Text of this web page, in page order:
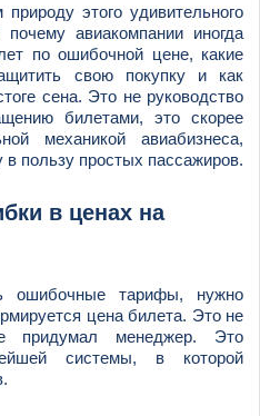
этого удивительного
авиакомпании иногда
по ошибочной цене, какие
свою покупку и как
сена. Это не руководство
билетами, это скорее
механикой авиабизнеса,
в пользу простых пассажиров.
в ценах на
ошибочные тарифы, нужно
цена билета. Это не
придумал менеджер. Это
системы, в которой